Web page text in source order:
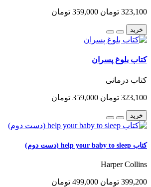
323,100 تومان 359,000 تومان
خرید
کتاب بلوغ پسران
کتاب درمانی
323,100 تومان 359,000 تومان
خرید
کتاب help your baby to sleep (دست دوم)
Harper Collins
399,200 تومان 499,000 تومان